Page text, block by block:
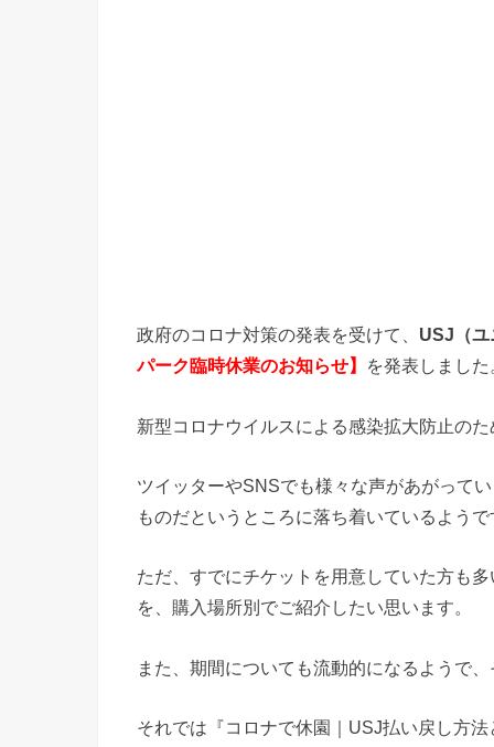
政府のコロナ対策の発表を受けて、 USJ（ユ
パーク臨時休業のお知らせ】
を発表しました
新型コロナウイルスによる感染拡大防止の
ツイッターやSNSでも様々な声があがって
ものだというところに落ち着いているようで
ただ、すでにチケットを用意していた方も
を、購入場所別でご紹介したい思います。
また、期間についても流動的になるようで
それでは『コロナで休園｜USJ払い戻し方